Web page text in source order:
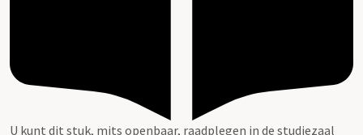
U kunt dit stuk, mits openbaar, raadplegen in de studiezaal